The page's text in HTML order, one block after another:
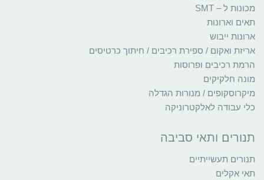
מכונות ל – SMT
תאים וארונות
ארונות ייבוש
אריזת ואקום / ספירת רכיבים / חיתוך כרטיסים
הרמת רכיבים ופרוסות
מונה חלקיקים
מיקרוסקופים / מנורות הגדלה
כלי עבודה לאלקטרוניקה
תנורים ותאי סביבה
תנורים תעשייתיים
תאי אקלים